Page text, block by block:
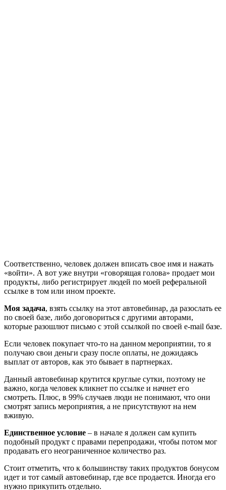
Соответственно, человек должен вписать свое имя и нажать
«войти». А вот уже внутри «говорящая голова» продает мои
продукты, либо регистрирует людей по моей реферальной
ссылке в том или ином проекте.
Моя задача, взять ссылку на этот автовебинар, да разослать ее
по своей базе, либо договориться с другими авторами,
которые разошлют письмо с этой ссылкой по своей e-mail базе.
Если человек покупает что-то на данном мероприятии, то я
получаю свои деньги сразу после оплаты, не дожидаясь
выплат от авторов, как это бывает в партнерках.
Данный автовебинар крутится круглые сутки, поэтому не
важно, когда человек кликнет по ссылке и начнет его
смотреть. Плюс, в 99% случаев люди не понимают, что они
смотрят запись мероприятия, а не присутствуют на нем
вживую.
Единственное условие – в начале я должен сам купить
подобный продукт с правами перепродажи, чтобы потом мог
продавать его неограниченное количество раз.
Стоит отметить, что к большинству таких продуктов бонусом
идет и тот самый автовебинар, где все продается. Иногда его
нужно прикупить отдельно.